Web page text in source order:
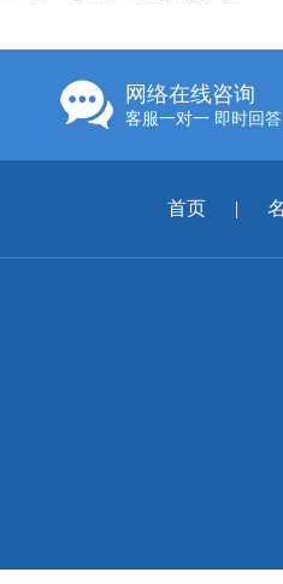
网络在线咨询
客服一对一 即时回
首页 |